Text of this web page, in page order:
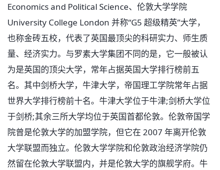
Economics and Political Science、伦敦大学学院
University College London 并称“G5 超级精英”大学，
也称金砖五校，代表了英国最顶尖的科研实力、师生质
量、经济实力。与罗素大学集团不同的是，它一般被认
为是英国的顶尖大学，常年占据英国大学排行榜前五
名。其中剑桥大学，牛津大学，帝国理工学院常年占据
世界大学排行榜前十名。牛津大学位于牛津;剑桥大学位
于剑桥;其余三所大学均位于英国首都伦敦。伦敦帝国学
院曾是伦敦大学的加盟学院，但它在 2007 年离开伦敦
大学联盟而独立。伦敦大学学院和伦敦政治经济学院仍
然留在伦敦大学联盟内，并是伦敦大学的旗舰学府。牛